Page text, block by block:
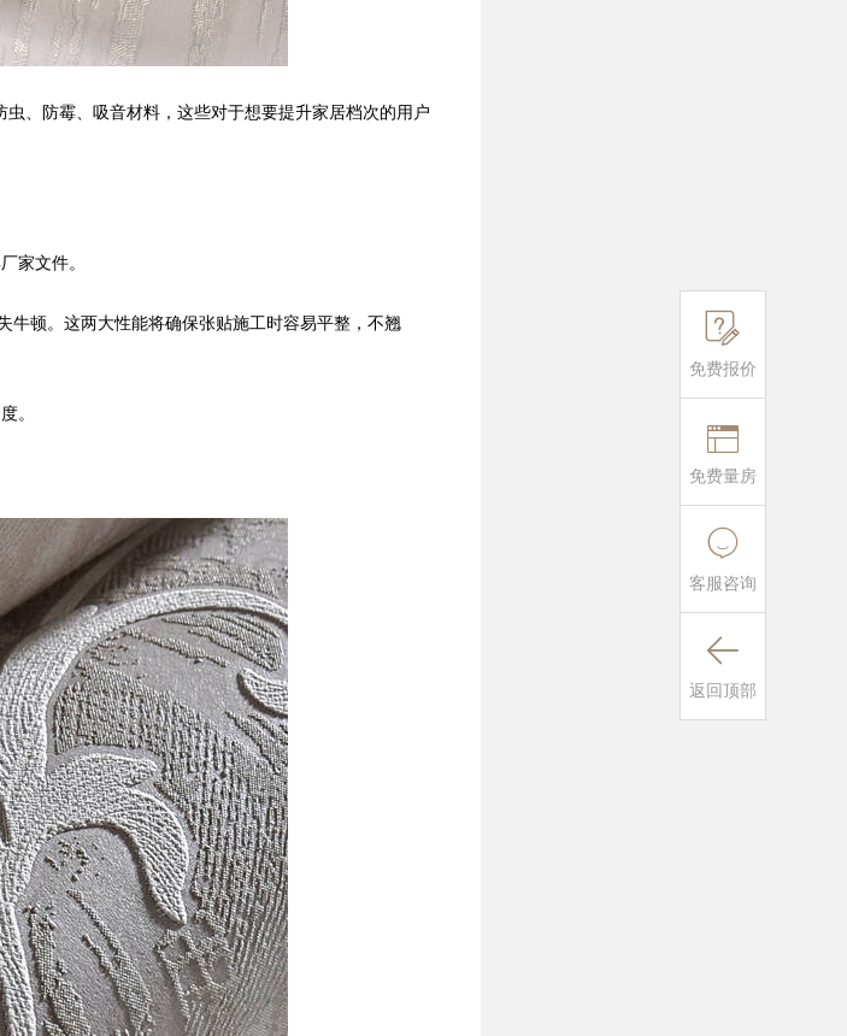
、防霉、吸音材料，这些对于想要提升家居档次的用户
家文件。
顿。这两大性能将确保张贴施工时容易平整，不翘
。

免费报价

免费量房

客服咨询

返回顶部